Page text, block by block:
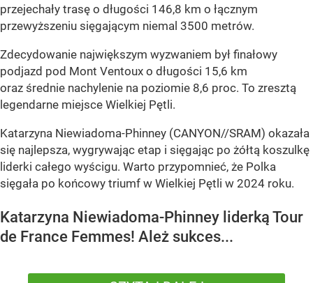
przejechały trasę o długości 146,8 km o łącznym
przewyższeniu sięgającym niemal 3500 metrów.
Zdecydowanie największym wyzwaniem był finałowy
podjazd pod Mont Ventoux o długości 15,6 km
oraz średnie nachylenie na poziomie 8,6 proc. To zresztą
legendarne miejsce Wielkiej Pętli.
Katarzyna Niewiadoma-Phinney (CANYON//SRAM) okazała
się najlepsza, wygrywając etap i sięgając po żółtą koszulkę
liderki całego wyścigu. Warto przypomnieć, że Polka
sięgała po końcowy triumf w Wielkiej Pętli w 2024 roku.
Katarzyna Niewiadoma-Phinney liderką Tour
de France Femmes! Ależ sukces...